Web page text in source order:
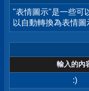
"表情圖示"是一些可
以自動轉換為表情圖
輸入的內
:)